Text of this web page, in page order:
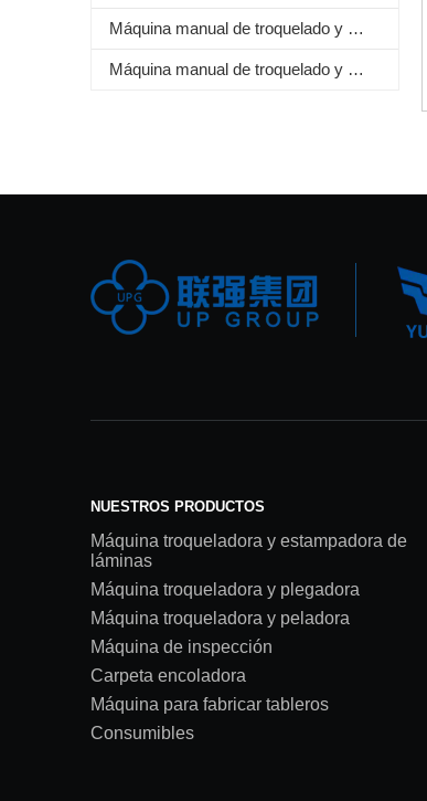
Máquina manual de troquelado y estampado de láminas
Máquina manual de troquelado y plegado
NUESTROS PRODUCTOS
Máquina troqueladora y estampadora de
láminas
Máquina troqueladora y plegadora
Máquina troqueladora y peladora
Máquina de inspección
Carpeta encoladora
Máquina para fabricar tableros
Consumibles